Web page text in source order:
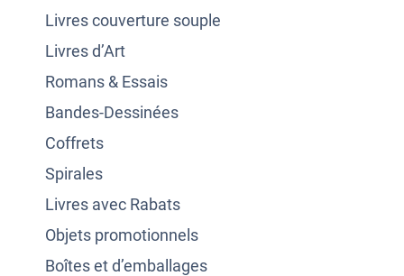
Livres couverture souple
Livres d’Art
Romans & Essais
Bandes-Dessinées
Coffrets
Spirales
Livres avec Rabats
Objets promotionnels
Boîtes et d’emballages